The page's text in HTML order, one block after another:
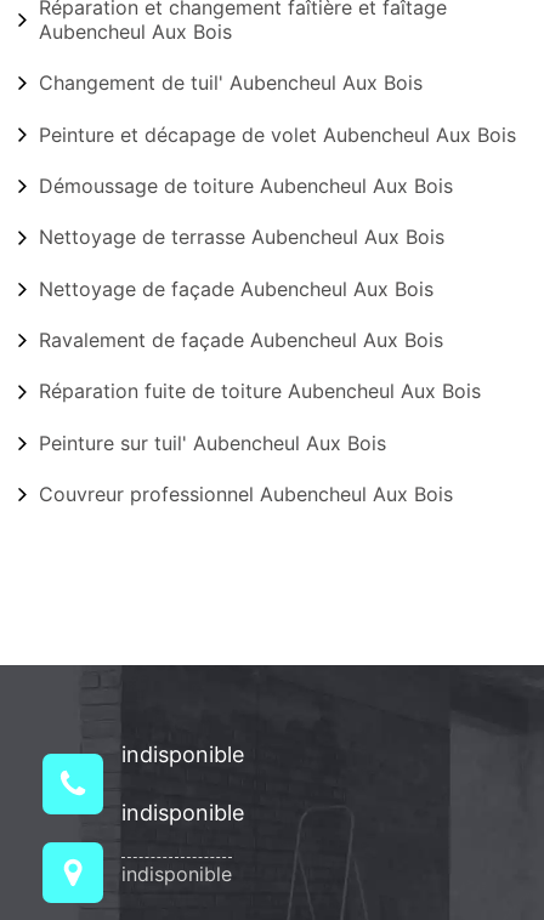
Réparation et changement faîtière et faîtage
Aubencheul Aux Bois
Changement de tuil' Aubencheul Aux Bois
Peinture et décapage de volet Aubencheul Aux Bois
Démoussage de toiture Aubencheul Aux Bois
Nettoyage de terrasse Aubencheul Aux Bois
Nettoyage de façade Aubencheul Aux Bois
Ravalement de façade Aubencheul Aux Bois
Réparation fuite de toiture Aubencheul Aux Bois
Peinture sur tuil' Aubencheul Aux Bois
Couvreur professionnel Aubencheul Aux Bois
indisponible
indisponible
indisponible